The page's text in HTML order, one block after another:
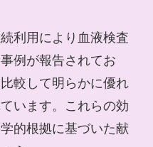
利用により血液検査
例が報告されてお
較して明らかに優れ
います。これらの効
的根拠に基づいた献